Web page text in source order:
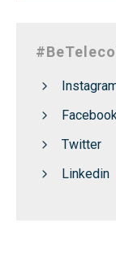
Facebook
Twitter
Linkedin